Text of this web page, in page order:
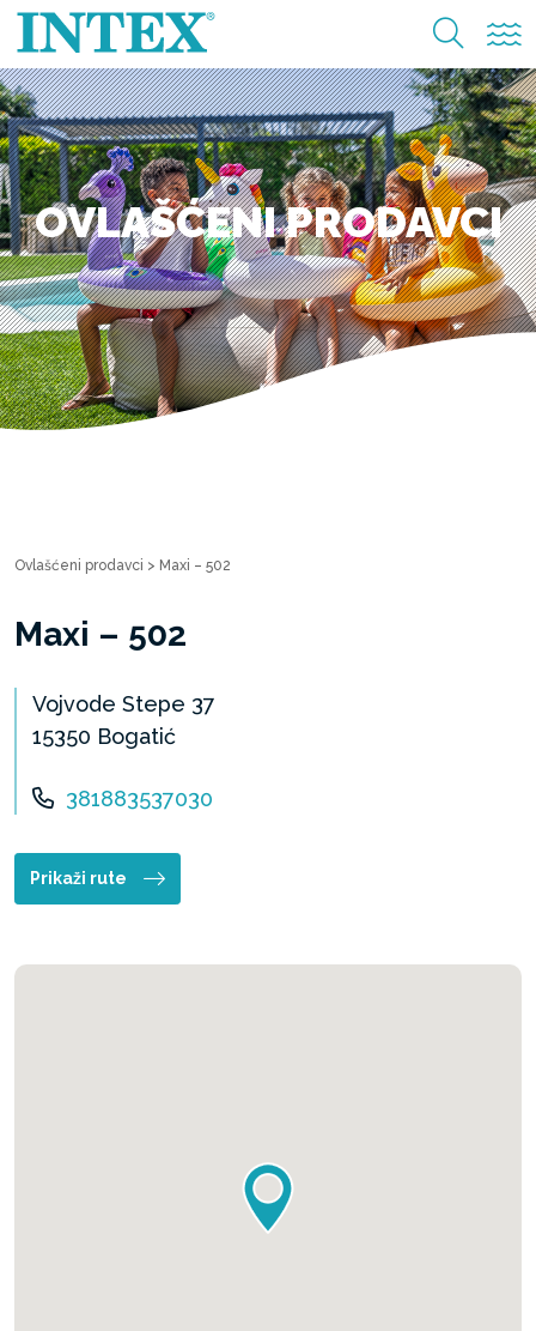
OVLAŠĆENI PRODAVCI
Ovlašćeni prodavci > Maxi – 502
Maxi – 502
Vojvode Stepe 37
15350 Bogatić
381883537030
Prikaži rute